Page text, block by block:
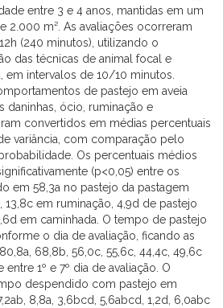
entre 3 e 4 anos, mantidas em um
2.000 m². As avaliações ocorreram
(240 minutos), utilizando o
das técnicas de animal focal e
em intervalos de 10/10 minutos.
de pastejo em aveia
daninhas, ócio, ruminação e
convertidos em médias percentuais
variância, com comparação pelo
Os percentuais médios
(p<0,05) entre os
em 58,3a no pastejo da pastagem
13,8c em ruminação, 4,9d de pastejo
em caminhada. O tempo de pastejo
o dia de avaliação, ficando as
68,8b, 56,0c, 55,6c, 44,4c, 49,6c
1º e 7º dia de avaliação. O
despendido com pastejo em
8,8a, 3,6bcd, 5,6abcd, 1,2d, 6,0abc